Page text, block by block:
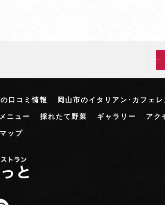
口コミ情報
岡山市のイタリアン･カフェ
メニュー 採れたて野菜 ギャラリー アク
ップ